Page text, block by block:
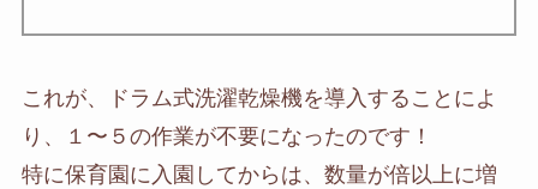
これが、ドラム式洗濯乾燥機を導入することによ
り、１〜５の作業が不要になったのです！
特に保育園に入園してからは、数量が倍以上に増